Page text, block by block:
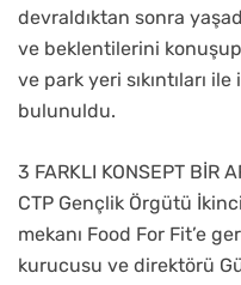
devraldıktan sonra
ve beklentilerini
ve park yeri sıkıntıları
bulunuldu.
3 FARKLI KONSEPT BİR
CTP Gençlik Örgütü
mekanı Food For Fit’e
kurucusu ve direktörü